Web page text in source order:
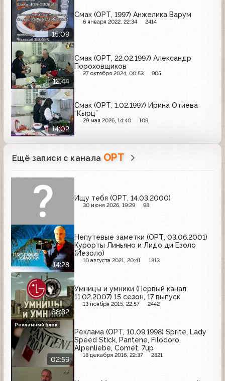
15:09
Смак (ОРТ, 1997) Анжелика Варум
6 января 2022, 22:34 2414
12:44
Смак (ОРТ, 22.02.1997) Александр
Пороховщиков
27 октября 2024, 00:53 905
14:02
Смак (ОРТ, 1.02.1997) Ирина Отиева
“Кырц”
29 мая 2026, 14:40 109
Ещё записи с канала ОРТ
Ищу тебя (ОРТ, 14.03.2000)
30 июня 2026, 19:29 98
14:28
Непутевые заметки (ОРТ, 03.06.2001)
Курорты Линьяно и Лидо ди Езоло
(Йезоло)
10 августа 2021, 20:41 1813
38:32
Умницы и умники (Первый канал,
11.02.2007) 15 сезон, 17 выпуск
13 ноября 2015, 22:57 2442
02:59
Реклама (ОРТ, 10.09.1998) Sprite, Lady
Speed Stick, Pantene, Filodoro,
Alpenliebe, Comet, 7up
18 декабря 2016, 22:37 2821
Рекламный блок